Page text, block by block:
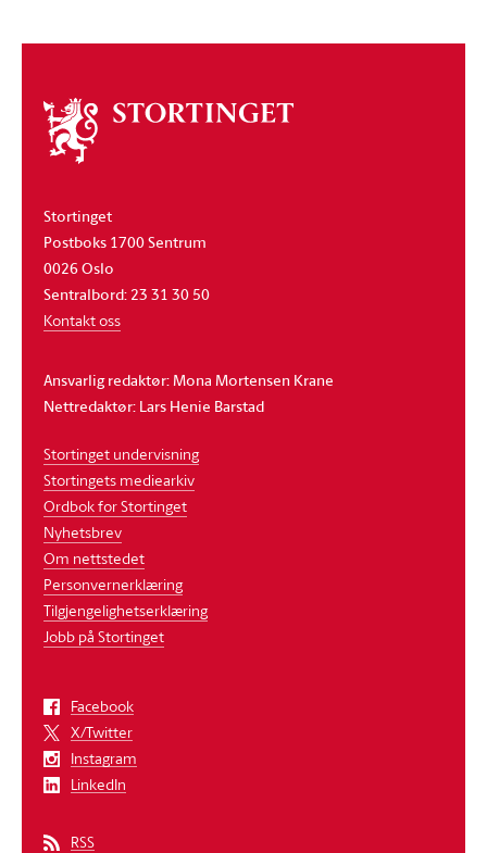
Om
stortinget
Stortinget
Postboks 1700 Sentrum
0026 Oslo
Sentralbord: 23 31 30 50
Kontakt oss
Ansvarlig redaktør: Mona Mortensen Krane
Nettredaktør: Lars Henie Barstad
Stortinget undervisning
Stortingets mediearkiv
Ordbok for Stortinget
Nyhetsbrev
Om nettstedet
Personvernerklæring
Tilgjengelighetserklæring
Jobb på Stortinget
Facebook
X/Twitter
Instagram
LinkedIn
RSS